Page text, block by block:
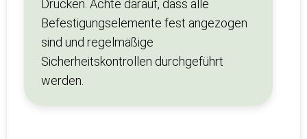
Drücken. Achte darauf, dass alle
Befestigungselemente fest angezogen
sind und regelmäßige
Sicherheitskontrollen durchgeführt
werden.